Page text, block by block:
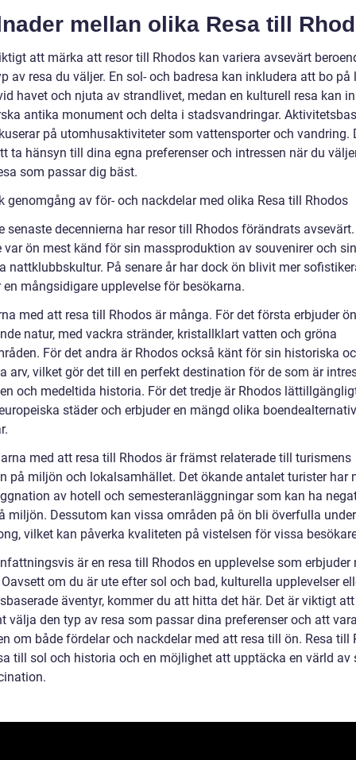
mellan olika Resa till
att märka att resor till Rhodos kan variera avsevärt
av resa du väljer. En sol- och badresa kan inkludera att bo på
havet och njuta av strandlivet, medan en kulturell resa kan
antika monument och delta i stadsvandringar.
på utomhusaktiviteter som vattensporter och vandring.
ta hänsyn till dina egna preferenser och intressen när du
som passar dig bäst.
genomgång av för- och nackdelar med olika Resa till Rhodos
senaste decennierna har resor till Rhodos förändrats avsevärt.
var ön mest känd för sin massproduktion av souvenirer och sin
nattklubbskultur. På senare år har dock ön blivit mer
en mångsidigare upplevelse för besökarna.
med att resa till Rhodos är många. För det första erbjuder ön
natur, med vackra stränder, kristallklart vatten och gröna
För det andra är Rhodos också känt för sin historiska
arv, vilket gör det till en perfekt destination för de som är
och medeltida historia. För det tredje är Rhodos
städer och erbjuder en mängd olika
med att resa till Rhodos är främst relaterade till turismens
på miljön och lokalsamhället. Det ökande antalet turister har
av hotell och semesteranläggningar som kan ha
miljön. Dessutom kan vissa områden på ön bli överfulla under
vilket kan påverka kvaliteten på vistelsen för vissa
är en resa till Rhodos en upplevelse som erbjuder
om du är ute efter sol och bad, kulturella upplevelser
äventyr, kommer du att hitta det här. Det är viktigt att
välja den typ av resa som passar dina preferenser och att
om både fördelar och nackdelar med att resa till ön. Resa till
till sol och historia och en möjlighet att upptäcka en värld av